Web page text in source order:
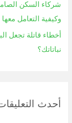
شركاء السكن
وكيفية التعامل معها
أخطاء قاتلة تجعل
نباتاتك؟
أحدث